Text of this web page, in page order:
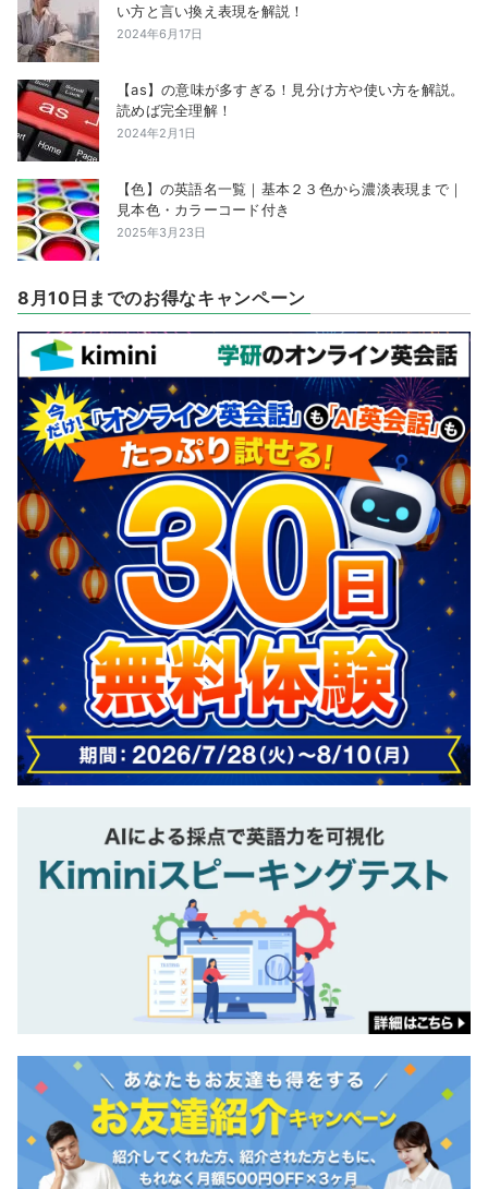
い方と言い換え表現を解説！
2024年6月17日
【as】の意味が多すぎる！見分け方や使い方を解説。
読めば完全理解！
2024年2月1日
【色】の英語名一覧｜基本２３色から濃淡表現まで｜
見本色・カラーコード付き
2025年3月23日
8月10日までのお得なキャンペーン